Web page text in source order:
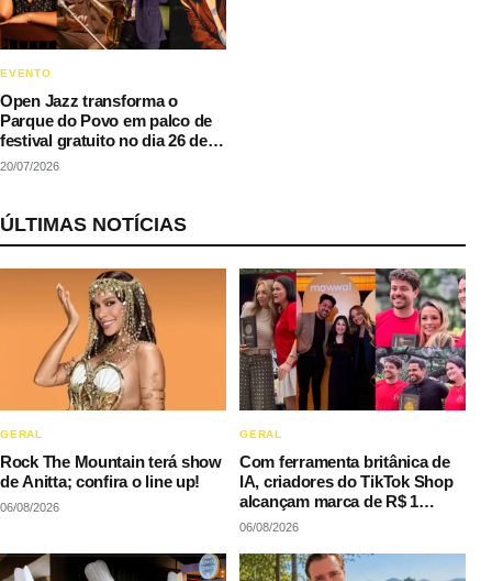
EVENTO
Open Jazz transforma o
Parque do Povo em palco de
festival gratuito no dia 26 de
julho
20/07/2026
ÚLTIMAS NOTÍCIAS
GERAL
Rock The Mountain terá show
de Anitta; confira o line up!
06/08/2026
GERAL
Com ferramenta britânica de
IA, criadores do TikTok Shop
alcançam marca de R$ 1
milhão em vendas sem
06/08/2026